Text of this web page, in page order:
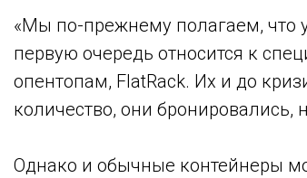
«Мы по-прежнему полагаем, что
первую очередь относится к
опентопам, FlatRack. Их и до
количество, они бронировались,
Однако и обычные контейнеры